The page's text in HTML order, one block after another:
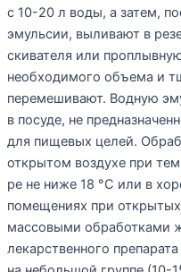
с 10-20 л воды, а затем,
эмульсии, выливают в
скивателя или
необходимого объема и
перемешивают. Водную
в посуде, не
для пищевых целей.
открытом воздухе при
ре не ниже 18 °С или в
помещениях при
массовыми обработками
лекарственного